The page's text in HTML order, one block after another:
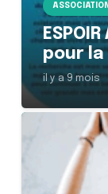
ASSOCIATION
pour la
il y a 9 mois